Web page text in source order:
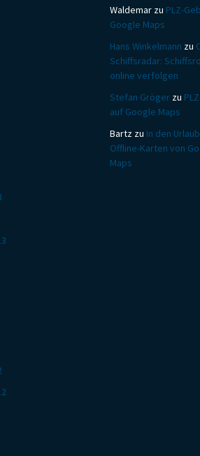
Waldemar zu PLZ-
Google Maps
Hans Winkelmann zu
Schiffsradar:
online verfolgen
Stefan Gröger zu
auf Google Maps
Bartz zu In den
Offline-Karten von
Maps